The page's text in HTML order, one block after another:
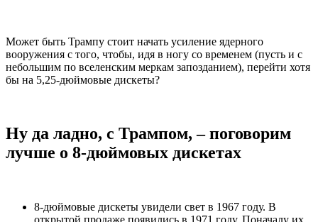
Может быть Трампу стоит начать усиление ядерного
вооружения с того, чтобы, идя в ногу со временем (пусть и с
небольшим по вселенским меркам запозданием), перейти хотя
бы на 5,25-дюймовые дискеты?
Ну да ладно, с Трампом, – поговорим
лучше о 8-дюймовых дискетах
8-дюймовые дискеты увидели свет в 1967 году. В